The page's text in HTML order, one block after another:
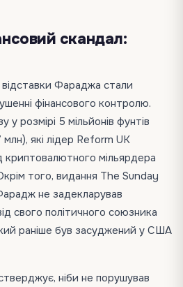
скандал:
Фараджа стали
фінансового контролю.
розмірі 5 мільйонів фунтів
млн), які лідер Reform UK
криптовалютного мільярдера
того, видання The Sunday
не задекларував
свого політичного союзника
раніше був засуджений у США
ніби не порушував